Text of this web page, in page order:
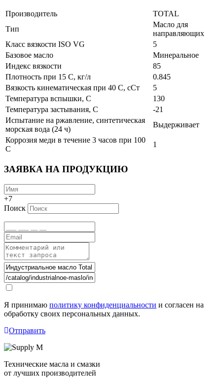
Производитель
TOTAL
Тип
Масло для
направляющих
Класс вязкости ISO VG
5
Базовое масло
Минеральное
Индекс вязкости
85
Плотность при 15 С, кг/л
0.845
Вязкость кинематическая при 40 С, сСт
5
Температура вспышки, С
130
Температура застывания, С
-21
Испытание на ржавление, синтетическая
морская вода (24 ч)
Выдерживает
Коррозия меди в течение 3 часов при 100
С
1
ЗАЯВКА НА ПРОДУКЦИЮ
+7
Поиск
Я принимаю политику конфиденциальности и согласен на
обработку своих персональных данных.
Отправить
Технические масла и смазки
от лучших производителей